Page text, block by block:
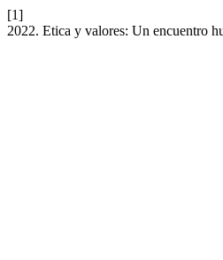
[1]
2022. Etica y valores: Un encuentro